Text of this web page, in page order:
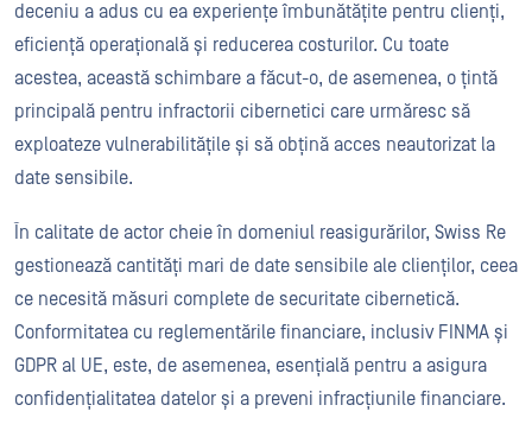
deceniu a adus cu ea experiențe îmbunătățite pentru clienți,
eficiență operațională și reducerea costurilor. Cu toate
acestea, această schimbare a făcut-o, de asemenea, o țintă
principală pentru infractorii cibernetici care urmăresc să
exploateze vulnerabilitățile și să obțină acces neautorizat la
date sensibile.
În calitate de actor cheie în domeniul reasigurărilor, Swiss Re
gestionează cantități mari de date sensibile ale clienților, ceea
ce necesită măsuri complete de securitate cibernetică.
Conformitatea cu reglementările financiare, inclusiv FINMA și
GDPR al UE, este, de asemenea, esențială pentru a asigura
confidențialitatea datelor și a preveni infracțiunile financiare.